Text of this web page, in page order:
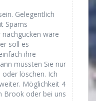
Gelegentlich
Spams
wäre
soll es
ihre
müssten Sie nur
löschen. Ich
Möglichkeit 4
Brook oder bei uns